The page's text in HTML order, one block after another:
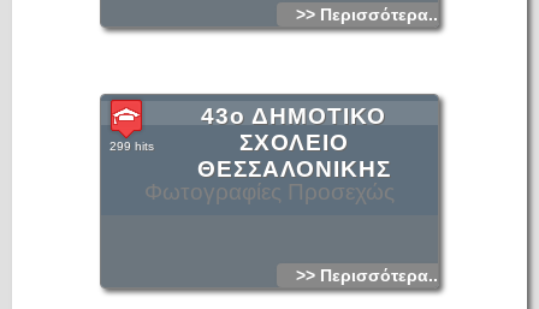
>> Περισσότερα...
Φωτογραφίες Προσεχώς
43ο ΔΗΜΟΤΙΚΟ
ΣΧΟΛΕΙΟ
ΘΕΣΣΑΛΟΝΙΚΗΣ
299 hits
>> Περισσότερα...